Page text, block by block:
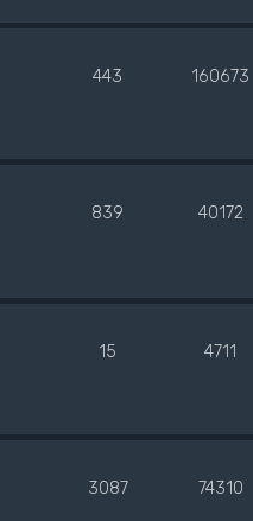
443 160673
839 40172
15 4711
3087 74310